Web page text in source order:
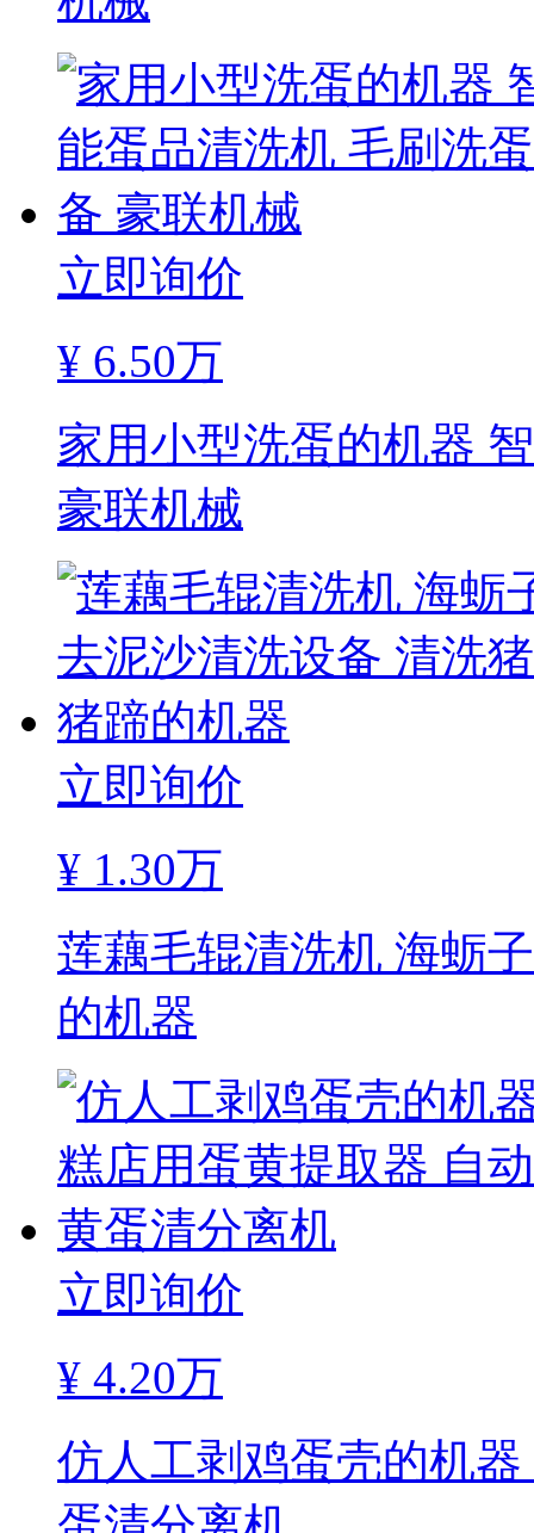
立即询价
¥ 6.50万
家用小型洗蛋的机器
豪联机械
立即询价
¥ 1.30万
莲藕毛辊清洗机 海蛎
的机器
立即询价
¥ 4.20万
仿人工剥鸡蛋壳的机